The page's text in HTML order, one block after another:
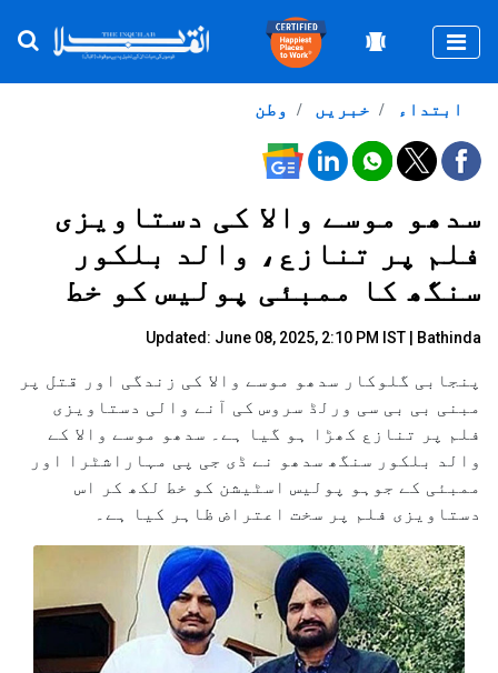
وطن خبریں ابتداء
سدھو موسے والا کی دستاویزی
فلم پر تنازع، والد بلکور
سنگھ کا ممبئی پولیس کو خط
Updated: June 08, 2025, 2:10 PM IST | Bathinda
پنجابی گلوکار سدھو موسے والا کی زندگی اور قتل پر
مبنی بی بی سی ورلڈ سروس کی آنے والی دستاویزی
فلم پر تنازع کھڑا ہو گیا ہے۔ سدھو موسے والا کے
والد بلکور سنگھ سدھو نے ڈی جی پی مہاراشٹرا اور
ممبئی کے جوہو پولیس اسٹیشن کو خط لکھ کر اس
دستاویزی فلم پر سخت اعتراض ظاہر کیا ہے۔